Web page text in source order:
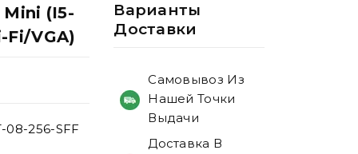
(i5-
Fi/VGA)
08-256-SFF
Варианты
Доставки
Самовывоз Из
Нашей Точки
Выдачи
Доставка В